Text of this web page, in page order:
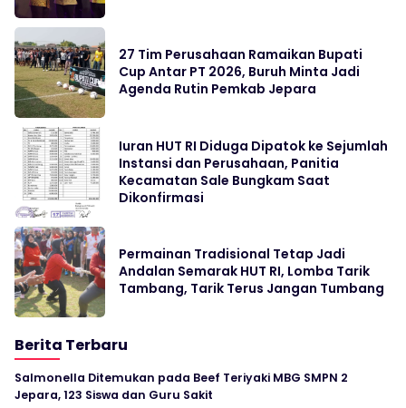
27 Tim Perusahaan Ramaikan Bupati
Cup Antar PT 2026, Buruh Minta Jadi
Agenda Rutin Pemkab Jepara
Iuran HUT RI Diduga Dipatok ke Sejumlah
Instansi dan Perusahaan, Panitia
Kecamatan Sale Bungkam Saat
Dikonfirmasi
Permainan Tradisional Tetap Jadi
Andalan Semarak HUT RI, Lomba Tarik
Tambang, Tarik Terus Jangan Tumbang
Berita Terbaru
Salmonella Ditemukan pada Beef Teriyaki MBG SMPN 2
Jepara, 123 Siswa dan Guru Sakit